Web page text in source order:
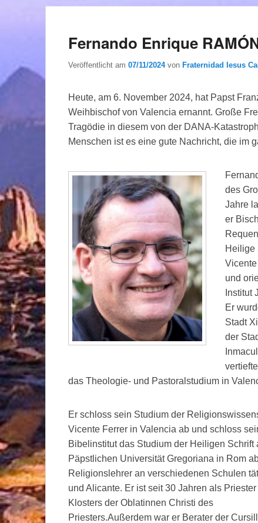
Fernando Enrique
Veröffentlicht am 07/11/2024 von Fraternidad Iesus
Heute, am 6. November 2024, hat Papst
Weihbischof von Valencia ernannt. Große
Tragödie in diesem von der DANA-
Menschen ist es eine gute Nachricht, die im
des
Jahre
er
Heilige
und
Institut
Er
Stadt
der
das Theologie- und Pastoralstudium in
Er schloss sein Studium der
Vicente Ferrer in Valencia ab und schloss
Bibelinstitut das Studium der Heiligen
Päpstlichen Universität Gregoriana in Rom
Religionslehrer an verschiedenen Schulen
und Alicante. Er ist seit 30 Jahren als
Klosters der Oblatinnen Christi des
Priesters.Außerdem war er Berater der